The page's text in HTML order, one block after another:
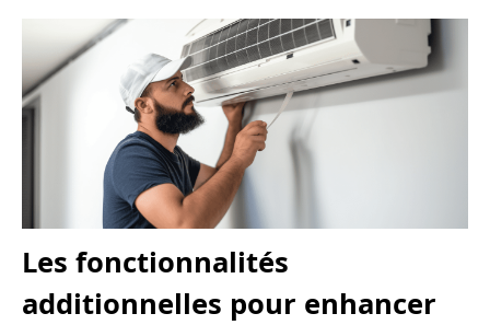
Les fonctionnalités
additionnelles pour enhancer